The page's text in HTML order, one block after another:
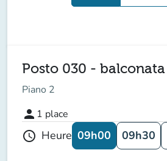
Posto 030 - balconata
Piano 2
person 1 place
schedule Heure 09h00 09h30